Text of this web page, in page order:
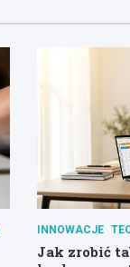
INNOWACJE
Jak zrobić